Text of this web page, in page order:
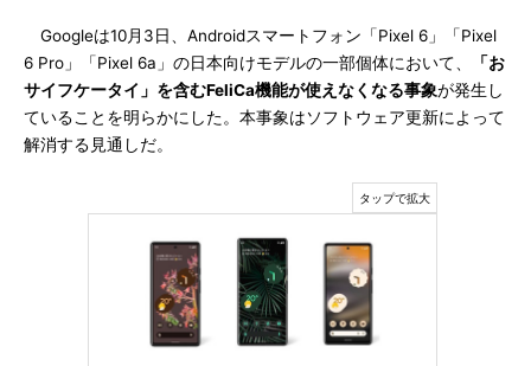
Googleは10月3日、Androidスマートフォン「Pixel 6」「Pixel
6 Pro」「Pixel 6a」の日本向けモデルの一部個体において、
「お
サイフケータイ」を含むFeliCa機能が使えなくなる事象が発生し
ていることを明らかにした。本事象はソフトウェア更新によって
解消する見通しだ。